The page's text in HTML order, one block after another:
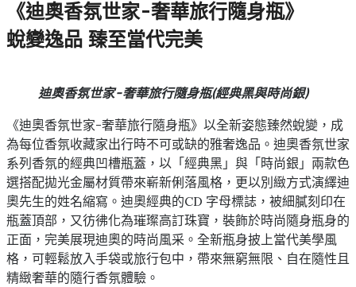
《迪奧香氛世家-奢華旅行隨身瓶》
蛻變逸品 臻至當代完美
迪奧香氛世家-奢華旅行隨身瓶(經典黑與時尚銀)
《迪奧香氛世家-奢華旅行隨身瓶》以全新姿態臻然蛻變，成
為每位香氛收藏家出行時不可或缺的雅奢逸品。迪奧香氛世家
系列香氛的經典凹槽瓶蓋，以「經典黑」與「時尚銀」兩款色
選搭配拋光金屬材質帶來嶄新俐落風格，更以別緻方式演繹迪
奧先生的姓名縮寫。迪奧經典的CD 字母標誌，被細膩刻印在
瓶蓋頂部，又彷彿化為璀璨高訂珠寶，裝飾於時尚隨身瓶身的
正面，完美展現迪奧的時尚風采。全新瓶身披上當代美學風
格，可輕鬆放入手袋或旅行包中，帶來無窮無限、自在隨性且
精緻奢華的隨行香氛體驗。